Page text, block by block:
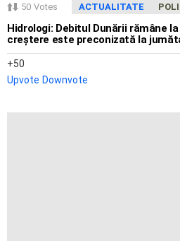
50 Votes ACTUALITATE
Hidrologi: Debitul Dunării rămâne
creștere este preconizată la
50
Upvote Downvote